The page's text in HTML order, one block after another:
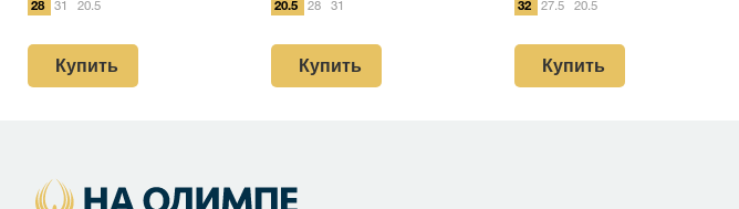
28 31 20.5
Купить
20.5 28 31
Купить
32 27.5 20.5
Купить